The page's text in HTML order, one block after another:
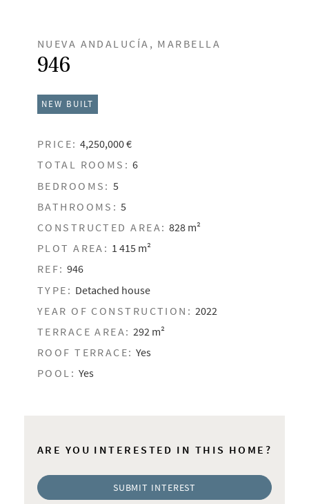
NUEVA ANDALUCÍA, MARBELLA
946
NEW BUILT
PRICE: 4,250,000 €
TOTAL ROOMS: 6
BEDROOMS: 5
BATHROOMS: 5
CONSTRUCTED AREA: 828 m²
PLOT AREA: 1 415 m²
REF: 946
TYPE: Detached house
YEAR OF CONSTRUCTION: 2022
TERRACE AREA: 292 m²
ROOF TERRACE: Yes
POOL: Yes
ARE YOU INTERESTED IN THIS HOME?
SUBMIT INTEREST